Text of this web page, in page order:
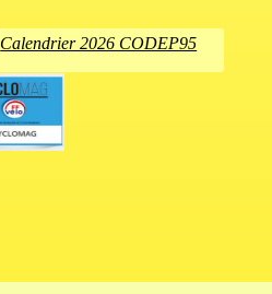
Calendrier 2026 CODEP95